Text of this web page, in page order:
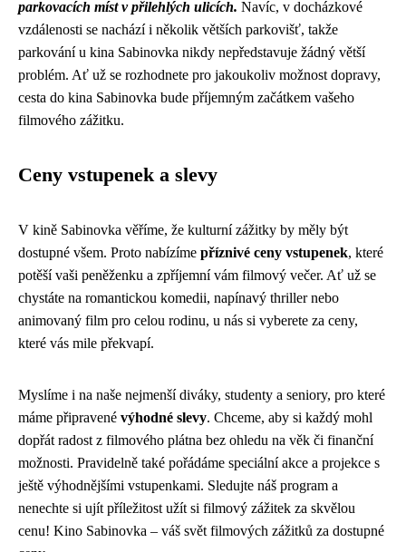
parkovacích míst v přilehlých ulicích. Navíc, v docházkové
vzdálenosti se nachází i několik větších parkovišť, takže
parkování u kina Sabinovka nikdy nepředstavuje žádný větší
problém. Ať už se rozhodnete pro jakoukoliv možnost dopravy,
cesta do kina Sabinovka bude příjemným začátkem vašeho
filmového zážitku.
Ceny vstupenek a slevy
V kině Sabinovka věříme, že kulturní zážitky by měly být
dostupné všem. Proto nabízíme příznivé ceny vstupenek, které
potěší vaši peněženku a zpříjemní vám filmový večer. Ať už se
chystáte na romantickou komedii, napínavý thriller nebo
animovaný film pro celou rodinu, u nás si vyberete za ceny,
které vás mile překvapí.
Myslíme i na naše nejmenší diváky, studenty a seniory, pro které
máme připravené výhodné slevy. Chceme, aby si každý mohl
dopřát radost z filmového plátna bez ohledu na věk či finanční
možnosti. Pravidelně také pořádáme speciální akce a projekce s
ještě výhodnějšími vstupenkami. Sledujte náš program a
nenechte si ujít příležitost užít si filmový zážitek za skvělou
cenu! Kino Sabinovka – váš svět filmových zážitků za dostupné